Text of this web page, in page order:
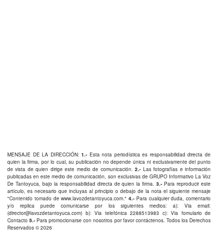
MENSAJE DE LA DIRECCIÓN:1.- Esta nota periodística es responsabilidad directa de
quien la firma, por lo cual, su publicación no depende única ni exclusivamente del punto
de vista de quien dirige este medio de comunicación.2.- Las fotografías e información
publicadas en este medio de comunicación, son exclusivas de GRUPO Informativo La Voz
De Tantoyuca, bajo la responsabilidad directa de quien la firma.3.- Para reproducir este
artículo, es necesario que incluyas al principio o debajo de la nota el siguiente mensaje
"Contenido tomado dewww.lavozdetantoyuca.com." 4.- Para cualquier duda, comentario
y/o replica puede comunicarse por los siguientes medios: a): Via email:
(director@lavozdetantoyuca.com) b): Via telefónica 2288513983 c): Via fomulario de
Contacto 5.- Para promocionarse con nosotros por favorcontáctenos. Todos los Derechos
Reservados © 2026